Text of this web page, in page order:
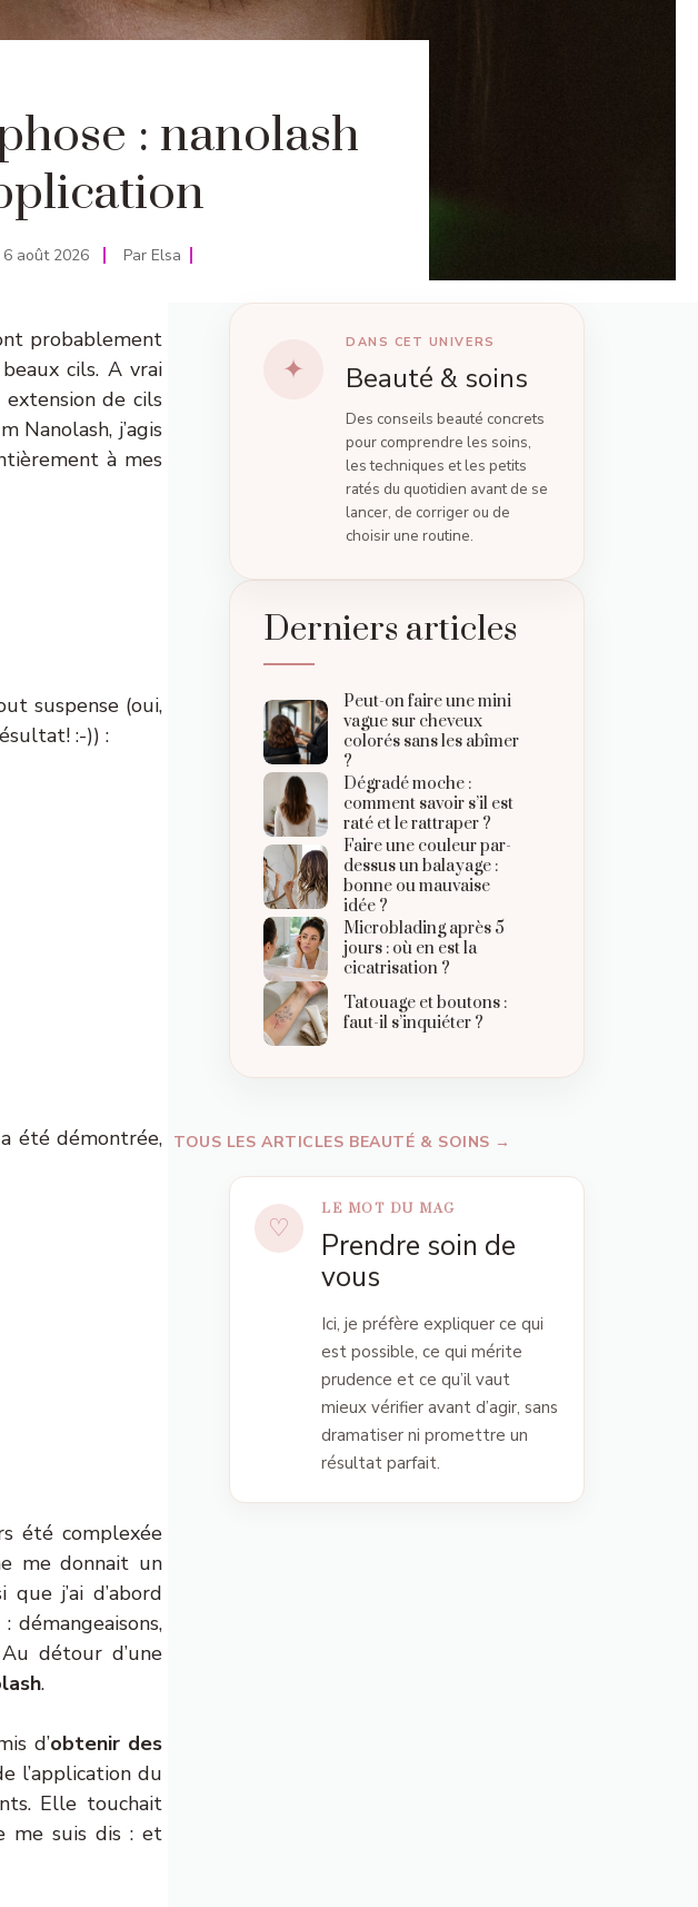
: nanolash
6 août 2026 Par Elsa
probablement
cils. A vrai
de cils
Nanolash, j’agis
à mes
suspense (oui,
:-)) :
a été démontrée,
été complexée
me donnait un
j’ai d’abord
démangeaisons,
détour d’une
.
d’obtenir des
l’application du
Elle touchait
me suis dis : et
DANS CET UNIVERS
Beauté & soins
Des conseils beauté concrets
pour comprendre les soins,
les techniques et les petits
ratés du quotidien avant de se
lancer, de corriger ou de
choisir une routine.
Derniers articles
Peut-on faire une mini
vague sur cheveux
colorés sans les abîmer
?
Dégradé moche :
comment savoir s’il est
raté et le rattraper ?
Faire une couleur par-
dessus un balayage :
bonne ou mauvaise
idée ?
Microblading après 5
jours : où en est la
cicatrisation ?
Tatouage et boutons :
faut-il s’inquiéter ?
TOUS LES ARTICLES BEAUTÉ & SOINS →
LE MOT DU MAG
Prendre soin de
vous
Ici, je préfère expliquer ce qui
est possible, ce qui mérite
prudence et ce qu’il vaut
mieux vérifier avant d’agir, sans
dramatiser ni promettre un
résultat parfait.